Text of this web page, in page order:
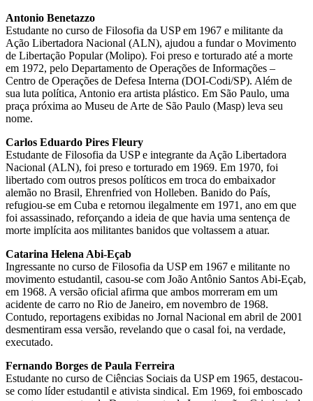
Antonio Benetazzo
Estudante no curso de Filosofia da USP em 1967 e militante da
Ação Libertadora Nacional (ALN), ajudou a fundar o Movimento
de Libertação Popular (Molipo). Foi preso e torturado até a morte
em 1972, pelo Departamento de Operações de Informações –
Centro de Operações de Defesa Interna (DOI-Codi/SP). Além de
sua luta política, Antonio era artista plástico. Em São Paulo, uma
praça próxima ao Museu de Arte de São Paulo (Masp) leva seu
nome.
Carlos Eduardo Pires Fleury
Estudante de Filosofia da USP e integrante da Ação Libertadora
Nacional (ALN), foi preso e torturado em 1969. Em 1970, foi
libertado com outros presos políticos em troca do embaixador
alemão no Brasil, Ehrenfried von Holleben. Banido do País,
refugiou-se em Cuba e retornou ilegalmente em 1971, ano em que
foi assassinado, reforçando a ideia de que havia uma sentença de
morte implícita aos militantes banidos que voltassem a atuar.
Catarina Helena Abi-Eçab
Ingressante no curso de Filosofia da USP em 1967 e militante no
movimento estudantil, casou-se com João Antônio Santos Abi-Eçab,
em 1968. A versão oficial afirma que ambos morreram em um
acidente de carro no Rio de Janeiro, em novembro de 1968.
Contudo, reportagens exibidas no Jornal Nacional em abril de 2001
desmentiram essa versão, revelando que o casal foi, na verdade,
executado.
Fernando Borges de Paula Ferreira
Estudante no curso de Ciências Sociais da USP em 1965, destacou-
se como líder estudantil e ativista sindical. Em 1969, foi emboscado